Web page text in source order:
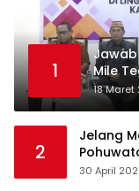
1
Mile
18 Maret
2
Jelang
Ditunda
30 April